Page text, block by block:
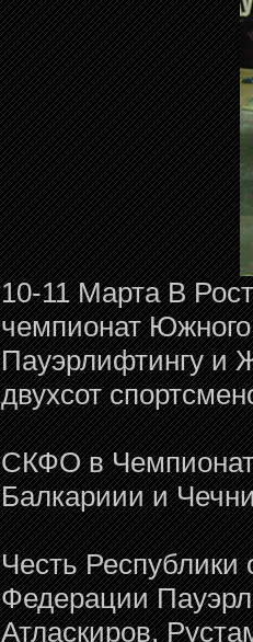
10-11 Марта В
чемпионат
Пауэрлифтингу и
двухсот
СКФО в
Балкариии и
Честь Республики
Федерации
Атласкиров,